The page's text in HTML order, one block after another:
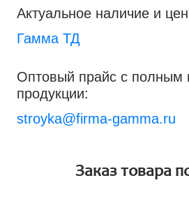
Актуальное наличие и
Гамма ТД
Оптовый прайс с полным
продукции:
stroyka@firma-gamma.ru
Заказ товара